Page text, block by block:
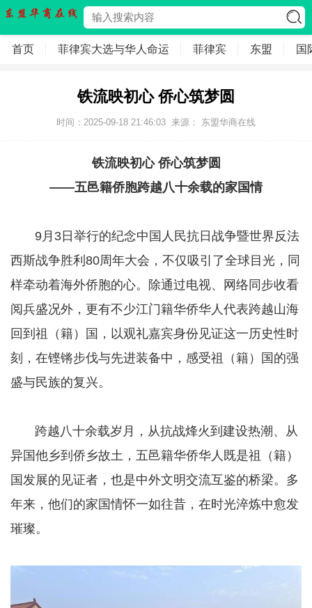
首页 菲律宾大选与华人命运 菲律宾 东盟 国
铁流映初心 侨心筑梦圆
时间：2025-09-18 21:46:03 来源： 东盟华商在线
铁流映初心 侨心筑梦圆
——五邑籍侨胞跨越八十余载的家国情
9月3日举行的纪念中国人民抗日战争暨世界反法
西斯战争胜利80周年大会，不仅吸引了全球目光，同
样牵动着海外侨胞的心。除通过电视、网络同步收看
阅兵盛况外，更有不少江门籍华侨华人代表跨越山海
回到祖（籍）国，以观礼嘉宾身份见证这一历史性时
刻，在铿锵步伐与先进装备中，感受祖（籍）国的强
盛与民族的复兴。
跨越八十余载岁月，从抗战烽火到建设热潮、从
异国他乡到侨乡故土，五邑籍华侨华人既是祖（籍）
国发展的见证者，也是中外文明交流互鉴的桥梁。多
年来，他们的家国情怀一如往昔，在时光淬炼中愈发
璀璨。